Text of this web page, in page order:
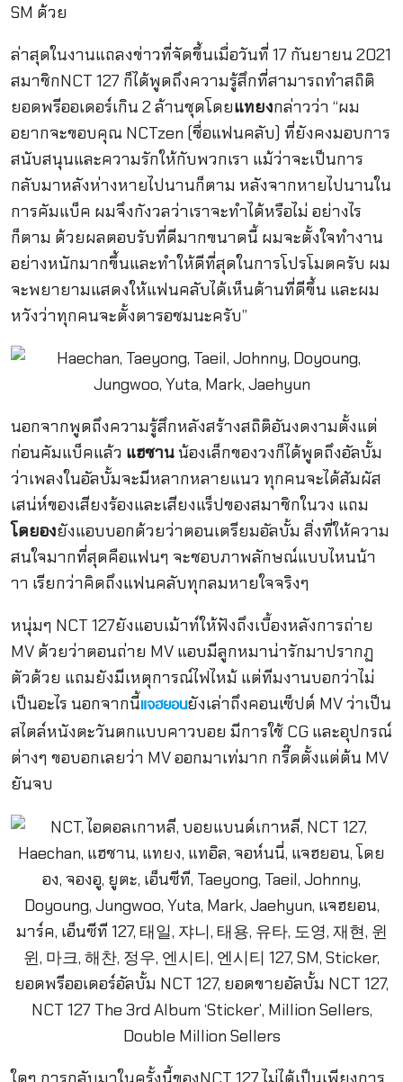
SM ด้วย
ล่าสุดในงานแถลงข่าวที่จัดขึ้นเมื่อวันที่ 17 กันยายน 2021
สมาชิกNCT 127 ก็ได้พูดถึงความรู้สึกที่สามารถทำสถิติ
ยอดพรีออเดอร์เกิน 2 ล้านชุดโดยแทยงกล่าวว่า “ผม
อยากจะขอบคุณ NCTzen (ชื่อแฟนคลับ) ที่ยังคงมอบการ
สนับสนุนและความรักให้กับพวกเรา แม้ว่าจะเป็นการ
กลับมาหลังห่างหายไปนานก็ตาม หลังจากหายไปนานใน
การคัมแบ็ค ผมจึงกังวลว่าเราจะทำได้หรือไม่ อย่างไร
ก็ตาม ด้วยผลตอบรับที่ดีมากขนาดนี้ ผมจะตั้งใจทำงาน
อย่างหนักมากขึ้นและทำให้ดีที่สุดในการโปรโมตครับ ผม
จะพยายามแสดงให้แฟนคลับได้เห็นด้านที่ดีขึ้น และผม
หวังว่าทุกคนจะตั้งตารอชมนะครับ”
นอกจากพูดถึงความรู้สึกหลังสร้างสถิติอันงดงามตั้งแต่
ก่อนคัมแบ็คแล้ว แฮชานน้องเล็กของวงก็ได้พูดถึงอัลบั้ม
ว่าเพลงในอัลบั้มจะมีหลากหลายแนว ทุกคนจะได้สัมผัส
เสน่ห์ของเสียงร้องและเสียงแร็ปของสมาชิกในวง แถม
โดยองยังแอบบอกด้วยว่าตอนเตรียมอัลบั้ม สิ่งที่ให้ความ
สนใจมากที่สุดคือแฟนๆ จะชอบภาพลักษณ์แบบไหนน้า
าา เรียกว่าคิดถึงแฟนคลับทุกลมหายใจจริงๆ
หนุ่มๆ NCT 127ยังแอบเม้าท์ให้ฟังถึงเบื้องหลังการถ่าย
MV ด้วยว่าตอนถ่าย MV แอบมีลูกหมาน่ารักมาปรากฏ
ตัวด้วย แถมยังมีเหตุการณ์ไฟไหม้ แต่ทีมงานบอกว่าไม่
เป็นอะไร นอกจากนี้แจฮยอนยังเล่าถึงคอนเซ็ปต์ MV ว่าเป็น
สไตล์หนังตะวันตกแบบคาวบอย มีการใช้ CG และอุปกรณ์
ต่างๆ ขอบอกเลยว่า MV ออกมาเท่มาก กรี๊ดตั้งแต่ต้น MV
ยันจบ